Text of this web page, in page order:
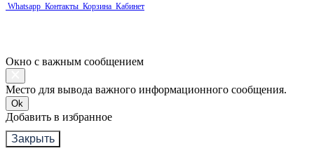
Whatsapp Контакты Корзина Кабинет
Окно с важным сообщением
Место для вывода важного информационного сообщения.
Ok
Добавить в избранное
Закрыть